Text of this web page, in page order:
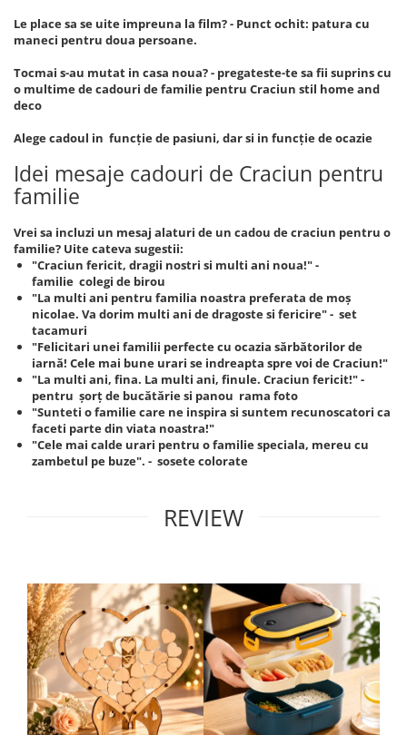
Le place sa se uite impreuna la film? - Punct ochit: patura cu
maneci pentru doua persoane.
Tocmai s-au mutat in casa noua? - pregateste-te sa fii suprins cu
o multime de cadouri de familie pentru Craciun stil home and
deco
Alege cadoul in funcție de pasiuni, dar si in funcție de ocazie
Idei mesaje cadouri de Craciun pentru
familie
Vrei sa incluzi un mesaj alaturi de un cadou de craciun pentru o
familie? Uite cateva sugestii:
"Craciun fericit, dragii nostri si multi ani noua!" -
familie colegi de birou
"La multi ani pentru familia noastra preferata de moș
nicolae. Va dorim multi ani de dragoste si fericire" - set
tacamuri
"Felicitari unei familii perfecte cu ocazia sărbătorilor de
iarnă! Cele mai bune urari se indreapta spre voi de Craciun!"
"La multi ani, fina. La multi ani, finule. Craciun fericit!" -
pentru șorț de bucătărie si panou rama foto
"Sunteti o familie care ne inspira si suntem recunoscatori ca
faceti parte din viata noastra!"
"Cele mai calde urari pentru o familie speciala, mereu cu
zambetul pe buze". - sosete colorate
REVIEW